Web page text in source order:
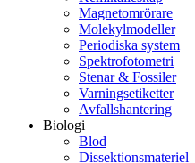
Magnetomrörare
Molekylmodeller
Periodiska system
Spektrofotometri
Stenar & Fossiler
Varningsetiketter
Avfallshantering
Biologi
Blod
Dissektionsmateriel